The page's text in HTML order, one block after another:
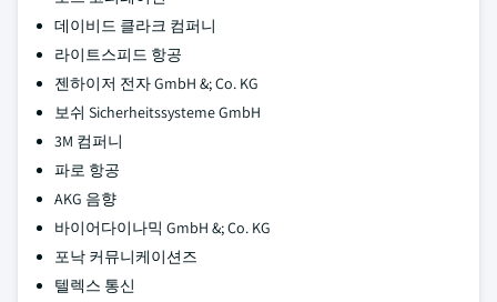
데이비드 클라크 컴퍼니
라이트스피드 항공
젠하이저 전자 GmbH &; Co. KG
보쉬 Sicherheitssysteme GmbH
3M 컴퍼니
파로 항공
AKG 음향
바이어다이나믹 GmbH &; Co. KG
포낙 커뮤니케이션즈
텔렉스 통신